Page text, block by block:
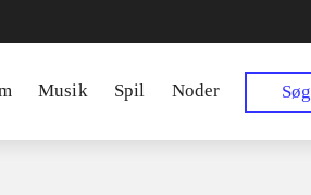
Musik Spil Noder Søg